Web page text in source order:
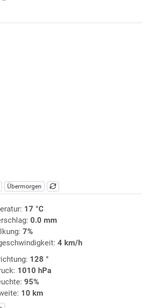
Übermorgen
17 °C
0.0 mm
7%
4 km/h
128 °
1010 hPa
95%
10 km